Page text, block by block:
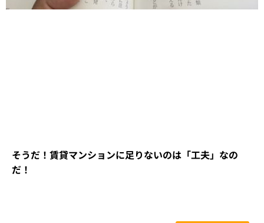
そうだ！賃貸マンションに足りないのは「工夫」なの
だ！